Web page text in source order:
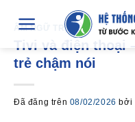
dung
ÂM NGỮ TRỊ LIỆU
Tivi và điện thoại
trẻ chậm nói
Đã đăng trên 08/02/2026 bởi